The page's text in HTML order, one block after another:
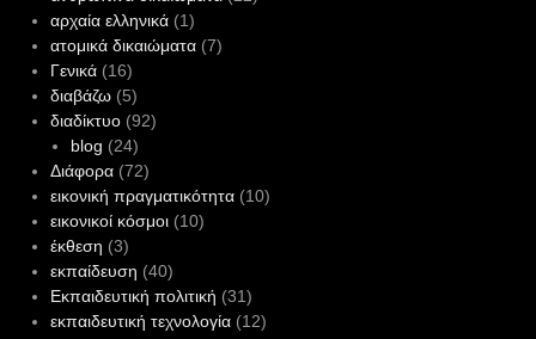
αρχαία ελληνικά(1)
ατομικά δικαιώματα(7)
Γενικά(16)
διαβάζω(5)
διαδίκτυο(92)
blog (24)
Διάφορα(72)
εικονική πραγματικότητα(10)
εικονικοί κόσμοι(10)
έκθεση (3)
εκπαίδευση (40)
Εκπαιδευτική πολιτική (31)
εκπαιδευτική τεχνολογία(12)